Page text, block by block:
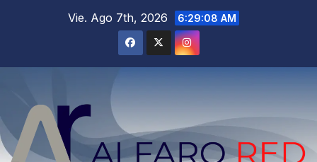
Vie. Ago 7th, 2026 6:29:09 AM